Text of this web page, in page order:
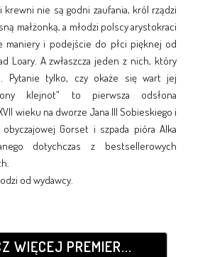
krewni nie są godni zaufania, król rządzi
małżonką, a młodzi polscy arystokraci
maniery i podejście do płci pięknej od
Loary. A zwłaszcza jeden z nich, który
Pytanie tylko, czy okaże się wart jej
klejnot" to pierwsza odsłona
wieku na dworze Jana III Sobieskiego i
obyczajowej Gorset i szpada pióra Alka
dotychczas z bestsellerowych
od wydawcy.
WIĘCEJ PREMIER...